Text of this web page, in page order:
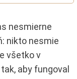
nesmierne
nikto nesmie
všetko v
aby fungoval